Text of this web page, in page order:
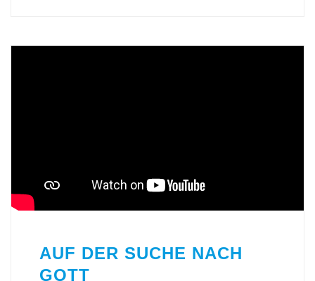
AUF DER SUCHE NACH
GOTT